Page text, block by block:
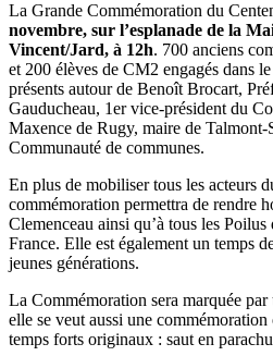
La Grande Commémoration du
novembre, sur l’esplanade de la
Vincent/Jard, à 12h. 700 anciens
et 200 élèves de CM2 engagés dans le
présents autour de Benoît Brocart,
Gauducheau, 1er vice-président du
Maxence de Rugy, maire de
Communauté de communes.
En plus de mobiliser tous les acteurs
commémoration permettra de rendre
Clemenceau ainsi qu’à tous les
France. Elle est également un temps
jeunes générations.
La Commémoration sera marquée
elle se veut aussi une
temps forts originaux : saut en